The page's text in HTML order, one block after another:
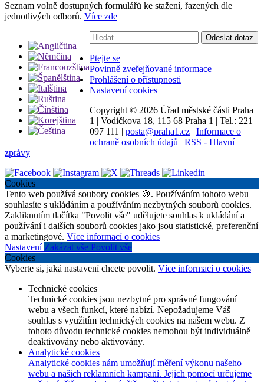
Seznam volně dostupných formulářů ke stažení, řazených dle
jednotlivých odborů. Více zde
Vyhledávání:
Odeslat dotaz
Ptejte se
Povinně zveřejňované informace
Prohlášení o přístupnosti
Nastavení cookies
Copyright © 2026 Úřad městské části Praha
1 | Vodičkova 18, 115 68 Praha 1 | Tel.: 221
097 111 | posta@praha1.cz | Informace o
ochraně osobních údajů | RSS - Hlavní
zprávy
Cookies
Tento web používá soubory cookies 🍪. Používáním tohoto webu
souhlasíte s ukládáním a používáním nezbytných souborů cookies.
Zakliknutím tlačítka "Povolit vše" udělujete souhlas k ukládání a
používání i dalších souborů cookies jako jsou statistické, preferenční
a marketingové. Více informací o cookies
Nastavení Zakázat vše Povolit vše
Cookies
Vyberte si, jaká nastavení chcete povolit. Více informací o cookies
Technické cookies
Technické cookies jsou nezbytné pro správné fungování
webu a všech funkcí, které nabízí. Nepožadujeme Váš
souhlas s využitím technických cookies na našem webu. Z
tohoto důvodu technické cookies nemohou být individuálně
deaktivovány nebo aktivovány.
Analytické cookies
Analytické cookies nám umožňují měření výkonu našeho
webu a našich reklamních kampaní. Jejich pomocí určujeme